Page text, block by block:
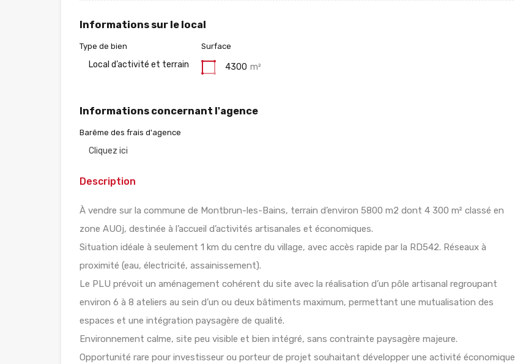
Informations sur le local
Type de bien
Local d’activité et terrain
Surface
4300 m²
Informations concernant l'agence
Barême des frais d'agence
Cliquez ici
Description
À vendre sur la commune de Montbrun-les-Bains, terrain d’environ 5800 m2 dont 4 300 m² classé en
zone AUOj, destinée à l’accueil d’activités artisanales et économiques.
Situation idéale à seulement 1 km du centre du village, avec accès rapide par la RD542. Réseaux à
proximité (eau, électricité, assainissement).
Le PLU prévoit un aménagement cohérent du site avec la réalisation d’un pôle artisanal regroupant
environ 6 à 8 ateliers au sein d’un ou deux bâtiments maximum, permettant une mutualisation des
espaces et une intégration paysagère de qualité.
Environnement calme, site peu visible et bien intégré, sans contrainte paysagère majeure.
Opportunité rare pour investisseur ou porteur de projet souhaitant développer une activité économique